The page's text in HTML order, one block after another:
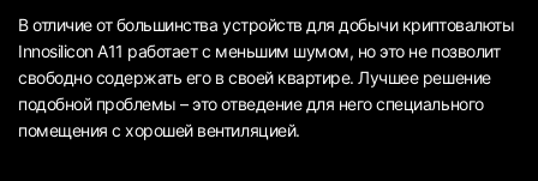
В отличие от большинства устройств для добычи криптовалюты
Innosilicon A11 работает с меньшим шумом, но это не позволит
свободно содержать его в своей квартире. Лучшее решение
подобной проблемы – это отведение для него специального
помещения с хорошей вентиляцией.